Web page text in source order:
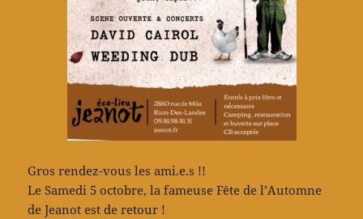
Gros rendez-vous les ami.e.s !!
Le Samedi 5 octobre, la fameuse Fête de l’Automne
de Jeanot est de retour !